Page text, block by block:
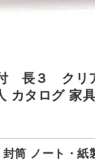
付 長３ クリ
カタログ 家
筒 ノート・紙